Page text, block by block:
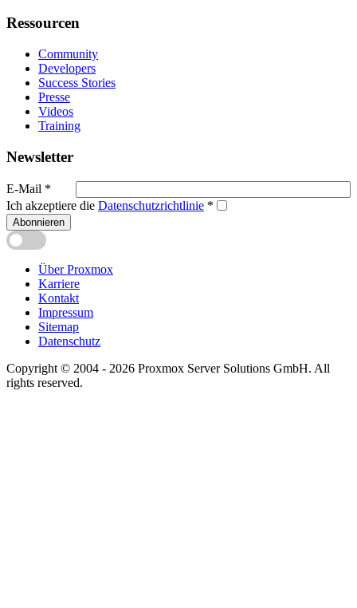
Ressourcen
Community
Developers
Success Stories
Presse
Videos
Training
Newsletter
E-Mail *
Ich akzeptiere die Datenschutzrichtlinie *
Abonnieren
Über Proxmox
Karriere
Kontakt
Impressum
Sitemap
Datenschutz
Copyright © 2004 - 2026 Proxmox Server Solutions GmbH. All
rights reserved.